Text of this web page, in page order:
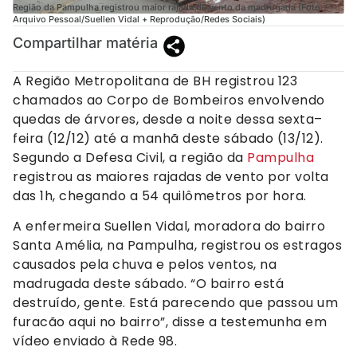
Região da Pampulha registrou maior rajada de vento da madrugada (Foto:
Arquivo Pessoal/Suellen Vidal + Reprodução/Redes Sociais)
Compartilhar matéria
A Região Metropolitana de BH registrou 123
chamados ao Corpo de Bombeiros envolvendo
quedas de árvores, desde a noite dessa sexta–
feira (12/12) até a manhã deste sábado (13/12).
Segundo a Defesa Civil, a região da Pampulha
registrou as maiores rajadas de vento por volta
das 1h, chegando a 54 quilômetros por hora.
A enfermeira Suellen Vidal, moradora do bairro
Santa Amélia, na Pampulha, registrou os estragos
causados pela chuva e pelos ventos, na
madrugada deste sábado. “O bairro está
destruído, gente. Está parecendo que passou um
furacão aqui no bairro”, disse a testemunha em
vídeo enviado à Rede 98.